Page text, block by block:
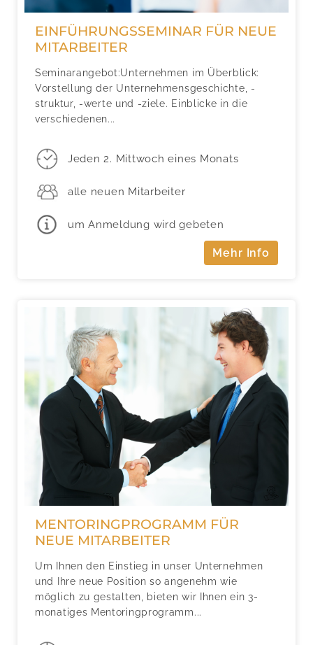
EINFÜHRUNGSSEMINAR FÜR NEUE
MITARBEITER
Seminarangebot:Unternehmen im Überblick:
Vorstellung der Unternehmensgeschichte, -
struktur, -werte und -ziele. Einblicke in die
verschiedenen...
Jeden 2. Mittwoch eines Monats
alle neuen Mitarbeiter
um Anmeldung wird gebeten
Mehr Info
MENTORINGPROGRAMM FÜR
NEUE MITARBEITER
Um Ihnen den Einstieg in unser Unternehmen
und Ihre neue Position so angenehm wie
möglich zu gestalten, bieten wir Ihnen ein 3-
monatiges Mentoringprogramm...